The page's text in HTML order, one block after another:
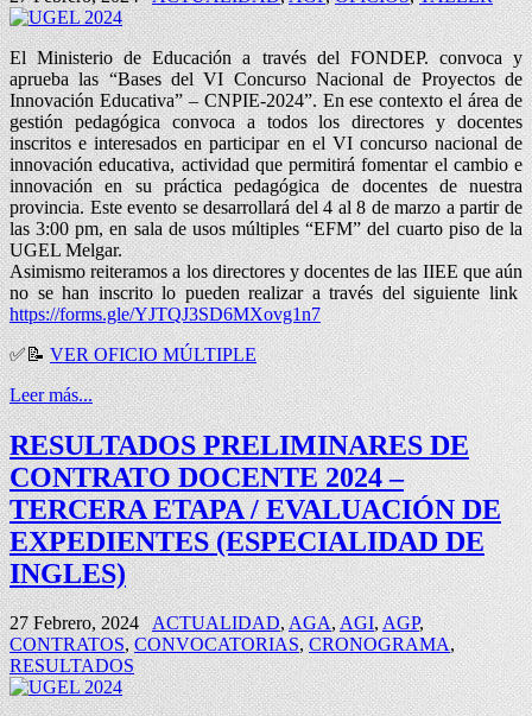
El Ministerio de Educación a través del FONDEP. convoca y
aprueba las “Bases del VI Concurso Nacional de Proyectos de
Innovación Educativa” – CNPIE-2024”. En ese contexto el área de
gestión pedagógica convoca a todos los directores y docentes
inscritos e interesados en participar en el VI concurso nacional de
innovación educativa, actividad que permitirá fomentar el cambio e
innovación en su práctica pedagógica de docentes de nuestra
provincia. Este evento se desarrollará del 4 al 8 de marzo a partir de
las 3:00 pm, en sala de usos múltiples “EFM” del cuarto piso de la
UGEL Melgar.
Asimismo reiteramos a los directores y docentes de las IIEE que aún
no se han inscrito lo pueden realizar a través del siguiente link
https://forms.gle/YJTQJ3SD6MXovg1n7
✅📝VER OFICIO MÚLTIPLE
Leer más...
RESULTADOS PRELIMINARES DE
CONTRATO DOCENTE 2024 –
TERCERA ETAPA / EVALUACIÓN DE
EXPEDIENTES (ESPECIALIDAD DE
INGLES)
27 Febrero, 2024 ACTUALIDAD,AGA, AGI, AGP,
CONTRATOS, CONVOCATORIAS, CRONOGRAMA,
RESULTADOS